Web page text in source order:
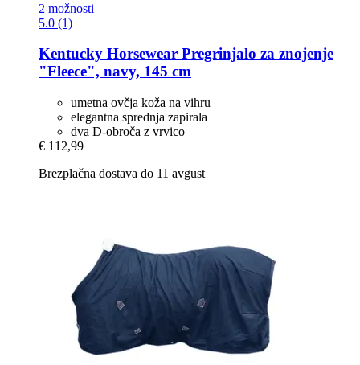
2 možnosti
5.0 (1)
Kentucky Horsewear Pregrinjalo za znojenje
"Fleece", navy, 145 cm
umetna ovčja koža na vihru
elegantna sprednja zapirala
dva D-obroča z vrvico
€ 112,99
Brezplačna dostava do 11 avgust